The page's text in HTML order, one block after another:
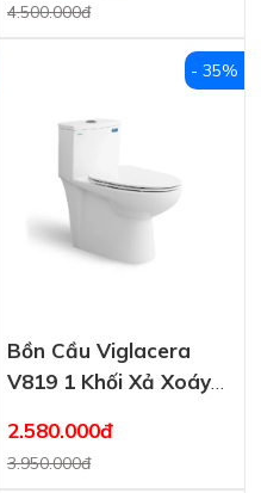
4.500.000đ
Bồn Cầu Viglacera
V819 1 Khối Xả Xoáy
2.580.000đ
3.950.000đ
- 35%